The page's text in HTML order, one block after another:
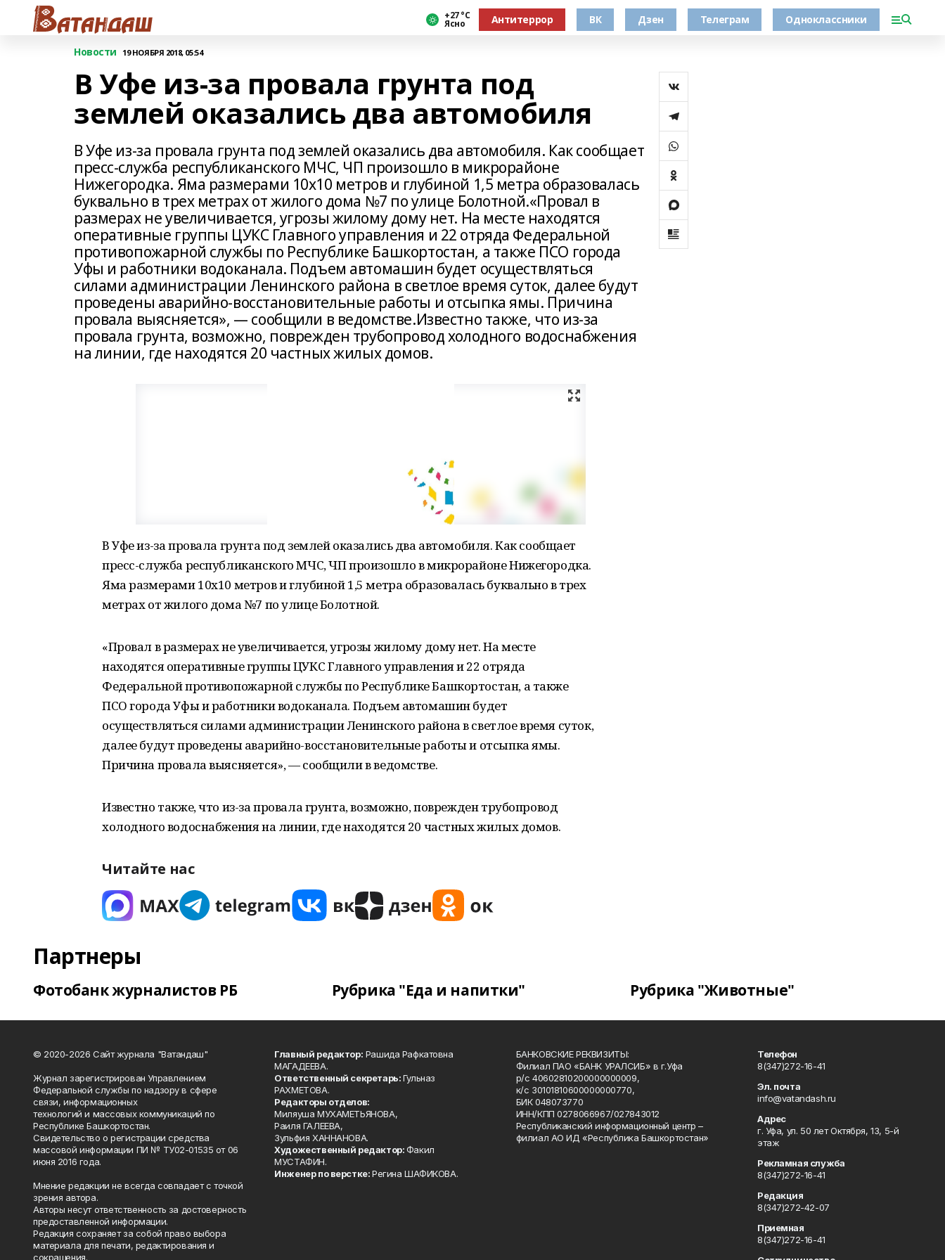
+27 °С
Ясно Антитеррор ВК Дзен Телеграм Одноклассники
Новости 19 НОЯБРЯ 2018, 05:54
В Уфе из-за провала грунта под
землей оказались два автомобиля
В Уфе из-за провала грунта под землей оказались два автомобиля. Как сообщает
пресс-служба республиканского МЧС, ЧП произошло в микрорайоне
Нижегородка. Яма размерами 10х10 метров и глубиной 1,5 метра образовалась
буквально в трех метрах от жилого дома №7 по улице Болотной.«Провал в
размерах не увеличивается, угрозы жилому дому нет. На месте находятся
оперативные группы ЦУКС Главного управления и 22 отряда Федеральной
противопожарной службы по Республике Башкортостан, а также ПСО города
Уфы и работники водоканала. Подъем автомашин будет осуществляться
силами администрации Ленинского района в светлое время суток, далее будут
проведены аварийно-восстановительные работы и отсыпка ямы. Причина
провала выясняется», — сообщили в ведомстве.Известно также, что из-за
провала грунта, возможно, поврежден трубопровод холодного водоснабжения
на линии, где находятся 20 частных жилых домов.
В Уфе из-за провала грунта под землей оказались два автомобиля. Как сообщает
пресс-служба республиканского МЧС, ЧП произошло в микрорайоне Нижегородка.
Яма размерами 10х10 метров и глубиной 1,5 метра образовалась буквально в трех
метрах от жилого дома №7 по улице Болотной.
«Провал в размерах не увеличивается, угрозы жилому дому нет. На месте
находятся оперативные группы ЦУКС Главного управления и 22 отряда
Федеральной противопожарной службы по Республике Башкортостан, а также
ПСО города Уфы и работники водоканала. Подъем автомашин будет
осуществляться силами администрации Ленинского района в светлое время суток,
далее будут проведены аварийно-восстановительные работы и отсыпка ямы.
Причина провала выясняется», — сообщили в ведомстве.
Известно также, что из-за провала грунта, возможно, поврежден трубопровод
холодного водоснабжения на линии, где находятся 20 частных жилых домов.
Читайте нас
Партнеры
Фотобанк журналистов РБ Рубрика "Еда и напитки" Рубрика "Животные"
© 2020-2026 Сайт журнала "Ватандаш"
Журнал зарегистрирован Управлением
Федеральной службы по надзору в сфере
связи, информационных
технологий и массовых коммуникаций по
Республике Башкортостан.
Свидетельство о регистрации средства
массовой информации ПИ № ТУ02-01535 от 06
июня 2016 года.
Мнение редакции не всегда совпадает с точкой
зрения автора.
Авторы несут ответственность за достоверность
предоставленной информации.
Редакция сохраняет за собой право выбора
материала для печати, редактирования и
сокращения.
Главный редактор: Рашида Рафкатовна
МАГАДЕЕВА.
Ответственный секретарь:Гульназ
РАХМЕТОВА.
Редакторы отделов:
Миляуша МУХАМЕТЬЯНОВА,
Раиля ГАЛЕЕВА,
Зульфия ХАННАНОВА.
Художественный редактор:Факил
МУСТАФИН.
Инженер по верстке:Регина ШАФИКОВА.
БАНКОВСКИЕ РЕКВИЗИТЫ:
Филиал ПАО «БАНК УРАЛСИБ» в г.Уфа
р/с 40602810200000000009,
к/с 30101810600000000770,
БИК 048073770
ИНН/КПП 0278066967/027843012
Республиканский информационный центр –
филиал АО ИД «Республика Башкортостан»
Телефон
8(347)272-16-41
Эл. почта
info@vatandash.ru
Адрес
г. Уфа, ул. 50 лет Октября, 13, 5-й
этаж
Рекламная служба
8(347)272-16-41
Редакция
8(347)272-42-07
Приемная
8(347)272-16-41